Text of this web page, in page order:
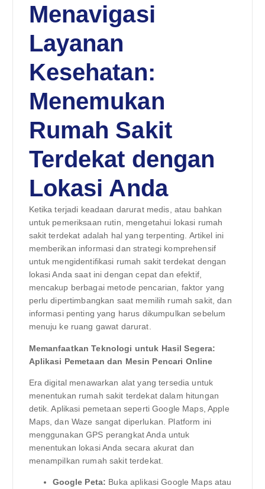
Menavigasi
Layanan
Kesehatan:
Menemukan
Rumah Sakit
Terdekat dengan
Lokasi Anda
Ketika terjadi keadaan darurat medis, atau bahkan
untuk pemeriksaan rutin, mengetahui lokasi rumah
sakit terdekat adalah hal yang terpenting. Artikel ini
memberikan informasi dan strategi komprehensif
untuk mengidentifikasi rumah sakit terdekat dengan
lokasi Anda saat ini dengan cepat dan efektif,
mencakup berbagai metode pencarian, faktor yang
perlu dipertimbangkan saat memilih rumah sakit, dan
informasi penting yang harus dikumpulkan sebelum
menuju ke ruang gawat darurat.
Memanfaatkan Teknologi untuk Hasil Segera:
Aplikasi Pemetaan dan Mesin Pencari Online
Era digital menawarkan alat yang tersedia untuk
menentukan rumah sakit terdekat dalam hitungan
detik. Aplikasi pemetaan seperti Google Maps, Apple
Maps, dan Waze sangat diperlukan. Platform ini
menggunakan GPS perangkat Anda untuk
menentukan lokasi Anda secara akurat dan
menampilkan rumah sakit terdekat.
Google Peta: Buka aplikasi Google Maps atau